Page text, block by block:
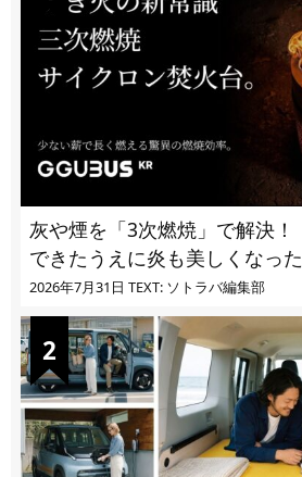
灰や煙を「3次燃焼」で解決
できたうえに炎も美しくなっ
2026年7月31日 TEXT: ソトラバ編集部